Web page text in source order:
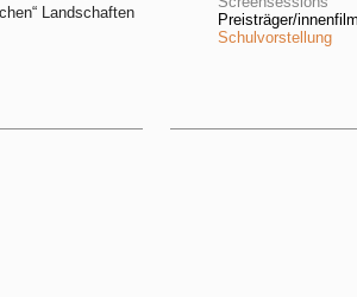
Landschaften
Preisträger/
Schulvorstellung